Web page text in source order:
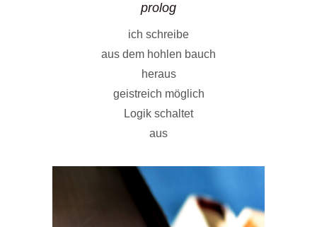
prolog
ich schreibe
aus dem hohlen bauch
heraus
geistreich möglich
Logik schaltet
aus